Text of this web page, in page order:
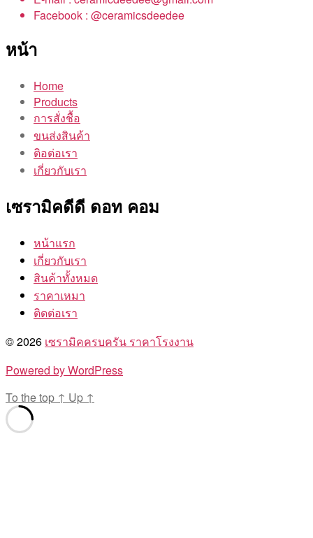
Facebook : @ceramicsdeedee
หน้า
Home
Products
การสั่งชื้อ
ขนส่งสินค้า
ติอต่อเรา
เกี่ยวกับเรา
เซรามิคดีดี ดอท คอม
หน้าแรก
เกี่ยวกับเรา
สินค้าทั้งหมด
ราคาเหมา
ติดต่อเรา
© 2026 เซรามิคครบครัน ราคาโรงงาน
Powered by WordPress
To the top ↑ Up ↑